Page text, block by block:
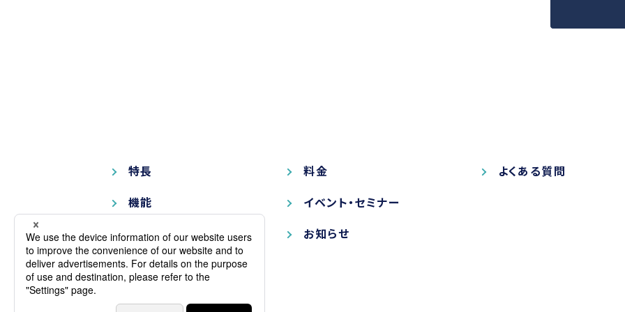
特長
機能
ソリューション
サポート
料金
イベント・セミナー
お知らせ
よくある質問